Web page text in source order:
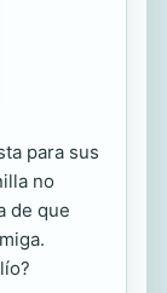
para sus
no
de que